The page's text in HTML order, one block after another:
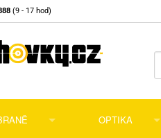
(9 - 17 hod)
OPTIKA